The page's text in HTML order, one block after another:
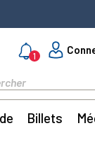
1
Billets